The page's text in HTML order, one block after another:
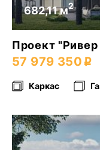
682,11 м2
Проект
57 979 350
Каркас